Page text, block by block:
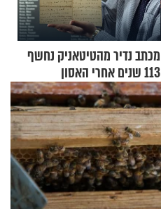
מכתב נדיר מהטיטאניק נחשף
113 שנים אחרי האסון